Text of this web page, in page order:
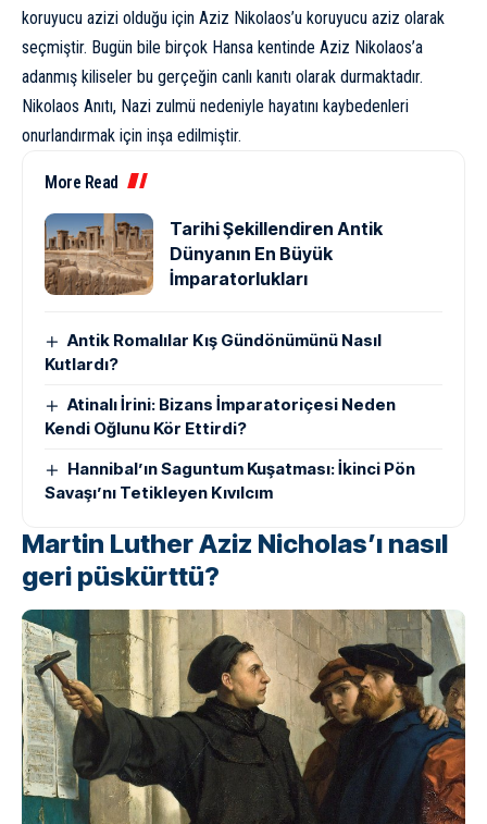
koruyucu azizi olduğu için Aziz Nikolaos’u koruyucu aziz olarak
seçmiştir. Bugün bile birçok Hansa kentinde Aziz Nikolaos’a
adanmış kiliseler bu gerçeğin canlı kanıtı olarak durmaktadır.
Nikolaos Anıtı, Nazi zulmü nedeniyle hayatını kaybedenleri
onurlandırmak için inşa edilmiştir.
More Read
Tarihi Şekillendiren Antik
Dünyanın En Büyük
İmparatorlukları
Antik Romalılar Kış Gündönümünü Nasıl
Kutlardı?
Atinalı İrini: Bizans İmparatoriçesi Neden
Kendi Oğlunu Kör Ettirdi?
Hannibal’ın Saguntum Kuşatması: İkinci Pön
Savaşı’nı Tetikleyen Kıvılcım
Martin Luther Aziz Nicholas’ı nasıl
geri püskürttü?